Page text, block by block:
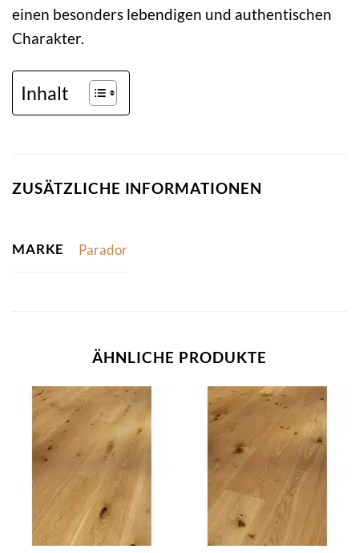
einen besonders lebendigen und authentischen
Charakter.
Inhalt
ZUSÄTZLICHE INFORMATIONEN
MARKE Parador
ÄHNLICHE PRODUKTE